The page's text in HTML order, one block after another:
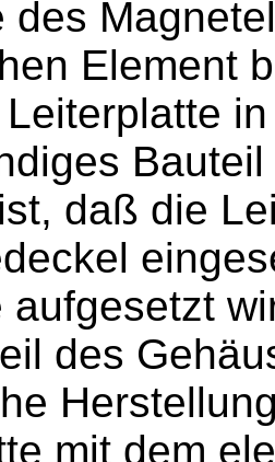
des
Element
daß die
aufgesetzt
des
mit dem